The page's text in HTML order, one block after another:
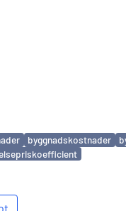
byggnadskostnader